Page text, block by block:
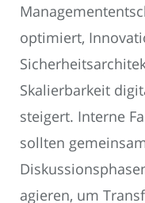
optimiert,
Skalierbarkeit
steigert. Interne
sollten
agieren, um